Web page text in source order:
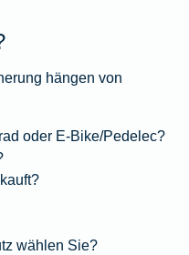
hängen von
oder E-Bike/Pedelec?
wählen Sie?